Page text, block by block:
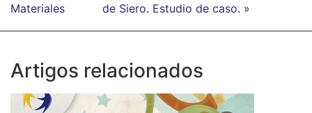
Materiales
de Siero. Estudio de caso. »
Artigos relacionados